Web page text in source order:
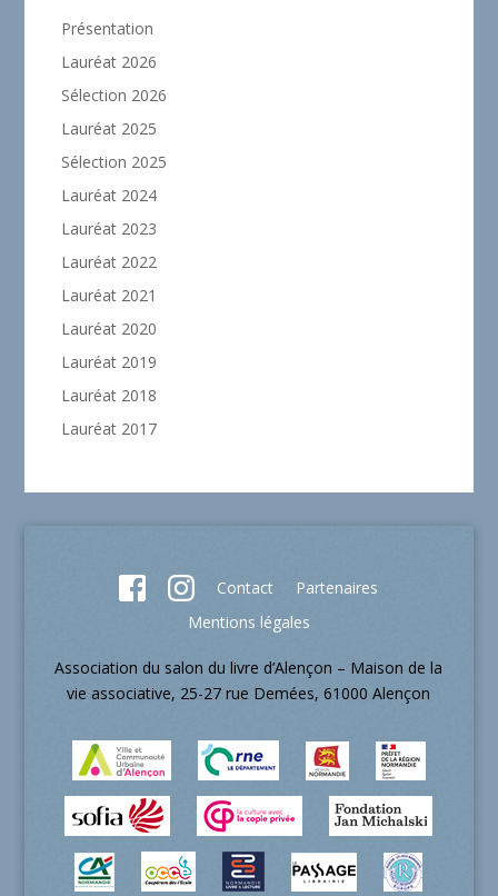
Présentation
Lauréat 2026
Sélection 2026
Lauréat 2025
Sélection 2025
Lauréat 2024
Lauréat 2023
Lauréat 2022
Lauréat 2021
Lauréat 2020
Lauréat 2019
Lauréat 2018
Lauréat 2017
Contact
Partenaires
Mentions légales
Association du salon du livre d’Alençon – Maison de la
vie associative, 25-27 rue Demées, 61000 Alençon